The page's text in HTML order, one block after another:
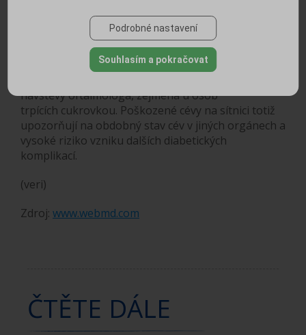
Důležitou roli hraje také důkladné zaléčení
vlastní cukrovky, což znamená udržování
krevního cukru v potřebných mezích.
návštěvy oftalmologa, zejména u osob
trpících cukrovkou. Poškozené cévy na sítnici totiž
upozorňují na obdobný stav cév v jiných orgánech a
vysoké riziko vzniku dalších diabetických
komplikací.
(veri)
Zdroj: www.webmd.com
ČTĚTE DÁLE
Podrobné nastavení
Souhlasím a pokračovat